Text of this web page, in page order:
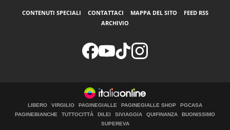
CONTENUTI SPECIALI CONTATTACI MAPPA DEL SITO
FEED RSS
ARCHIVIO
LIBERO VIRGILIO PAGINEGIALLE PAGINEGIALLE SHOP
PGCASA
PAGINEBIANCHE
TUTTOCITTÀ DILEI SIVIAGGIA QUIFINANZA
BUONISSIMO
SUPEREVA